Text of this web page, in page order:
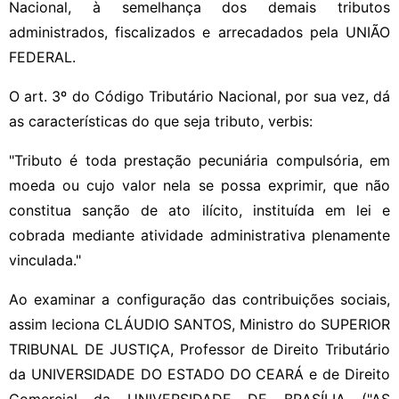
Nacional, à semelhança dos demais tributos
administrados, fiscalizados e arrecadados pela UNIÃO
FEDERAL.
O art. 3º do Código Tributário Nacional, por sua vez, dá
as características do que seja tributo, verbis:
"Tributo é toda prestação pecuniária compulsória, em
moeda ou cujo valor nela se possa exprimir, que não
constitua sanção de ato ilícito, instituída em lei e
cobrada mediante atividade administrativa plenamente
vinculada."
Ao examinar a configuração das contribuições sociais,
assim leciona CLÁUDIO SANTOS, Ministro do SUPERIOR
TRIBUNAL DE JUSTIÇA, Professor de Direito Tributário
da UNIVERSIDADE DO ESTADO DO CEARÁ e de Direito